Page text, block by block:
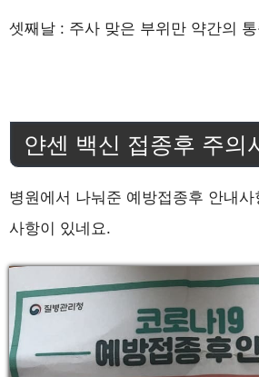
셋째날 : 주사 맞은 부위만 약간의
얀센 백신 접종후 주의
병원에서 나눠준 예방접종후 안내
사항이 있네요.